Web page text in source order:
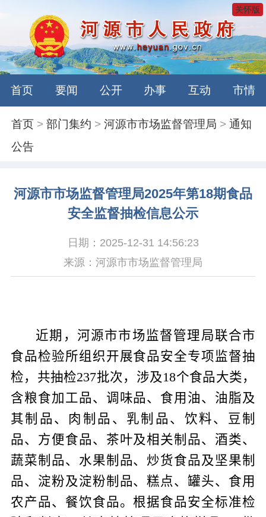
关怀版
首页 要闻 公开 办事 互动 市情
首页 >部门集约 >河源市市场监督管理局 >通知
公告
河源市市场监督管理局2025年第18期食品
安全监督抽检信息公示
日期：2025-12-31 14:56:23
来源：河源市市场监督管理局
近期，河源市市场监督管理局联合市
食品检验所组织开展食品安全专项监督抽
检，共抽检237批次，涉及18个食品大类，
含粮食加工品、调味品、食用油、油脂及
其制品、肉制品、乳制品、饮料、豆制
品、方便食品、茶叶及相关制品、酒类、
蔬菜制品、水果制品、炒货食品及坚果制
品、淀粉及淀粉制品、糕点、罐头、食用
农产品、餐饮食品。 根据食品安全标准检